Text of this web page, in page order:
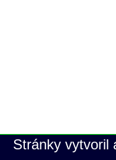
Stránky